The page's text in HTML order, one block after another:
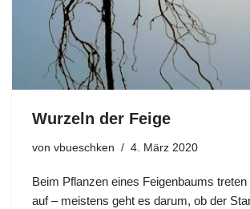
Wurzeln der Feige
von vbueschken 4. März 2020
Beim Pflanzen eines Feigenbaums
auf – meistens geht es darum, ob der